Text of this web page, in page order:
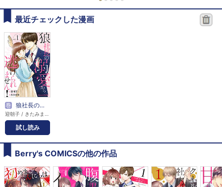
最近チェックした漫画
巻 狼社長の溺愛から逃げられません！
試し読み
Berry's COMICSの他の作品